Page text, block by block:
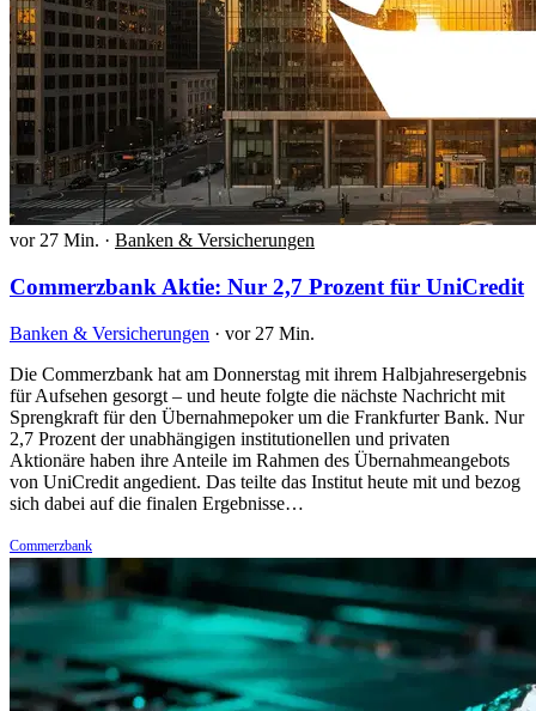
vor 27 Min. · Banken & Versicherungen
Commerzbank Aktie: Nur 2,7 Prozent für UniCredit
Banken & Versicherungen · vor 27 Min.
Die Commerzbank hat am Donnerstag mit ihrem Halbjahresergebnis
für Aufsehen gesorgt – und heute folgte die nächste Nachricht mit
Sprengkraft für den Übernahmepoker um die Frankfurter Bank. Nur
2,7 Prozent der unabhängigen institutionellen und privaten
Aktionäre haben ihre Anteile im Rahmen des Übernahmeangebots
von UniCredit angedient. Das teilte das Institut heute mit und bezog
sich dabei auf die finalen Ergebnisse…
Commerzbank